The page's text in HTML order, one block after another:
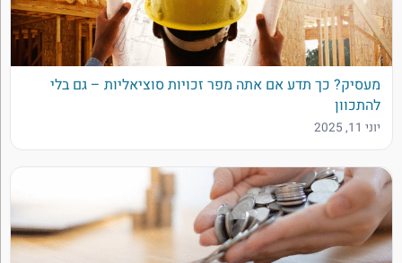
מעסיק? כך תדע אם אתה מפר זכויות סוציאליות – גם בלי
להתכוון
יוני 11, 2025